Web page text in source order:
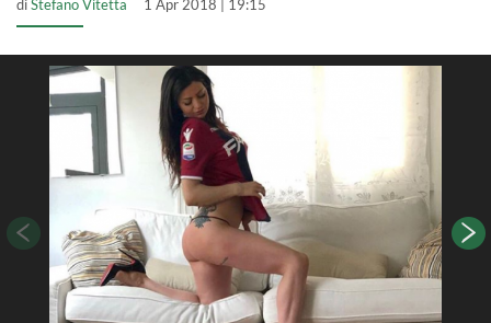
diStefano Vitetta 1 Apr 2018 | 19:15